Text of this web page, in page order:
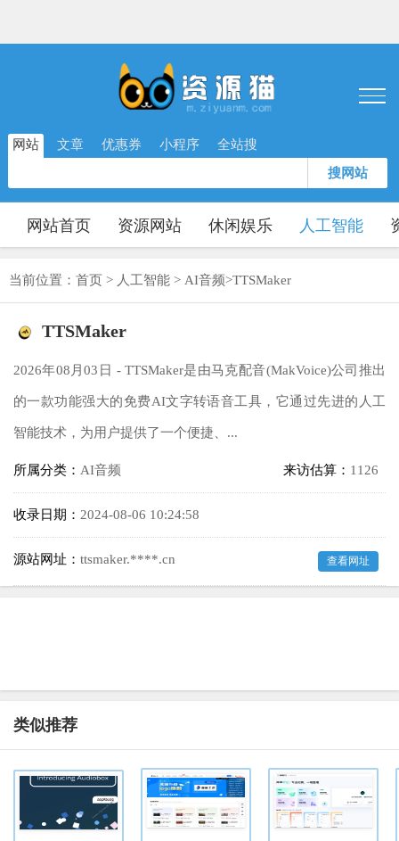
网站 文章 优惠券 小程序 全站搜
搜网站
网站首页 资源网站 休闲娱乐 人工智能
当前位置： 首页 > 人工智能 > AI音频>TTSMaker
TTSMaker
2026年08月03日 - TTSMaker是由马克配音(MakVoice)公司推出
的一款功能强大的免费AI文字转语音工具，它通过先进的人工
智能技术，为用户提供了一个便捷、...
所属分类： AI音频 来访估算： 1126
收录日期： 2024-08-06 10:24:58
源站网址： ttsmaker.****.cn 查看网址
类似推荐